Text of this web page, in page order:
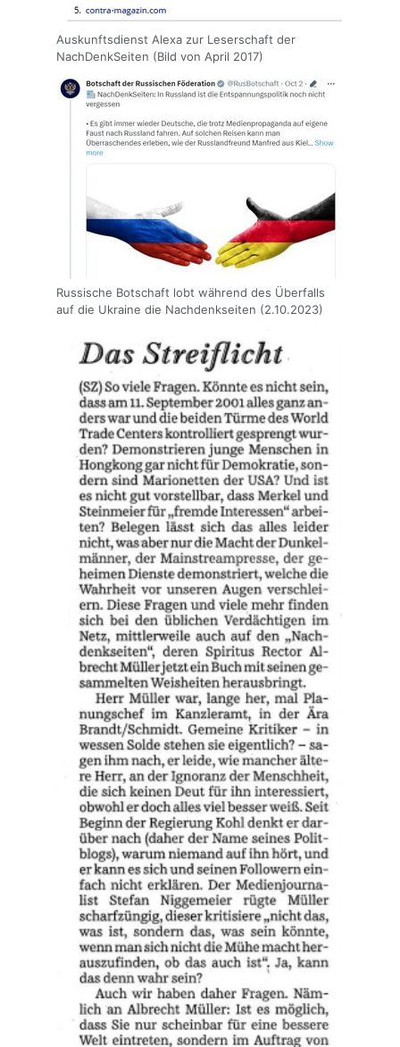
Auskunftsdienst Alexa zur Leserschaft der
NachDenkSeiten (Bild von April 2017)
Russische Botschaft lobt während des Überfalls
auf die Ukraine die Nachdenkseiten (2.10.2023)